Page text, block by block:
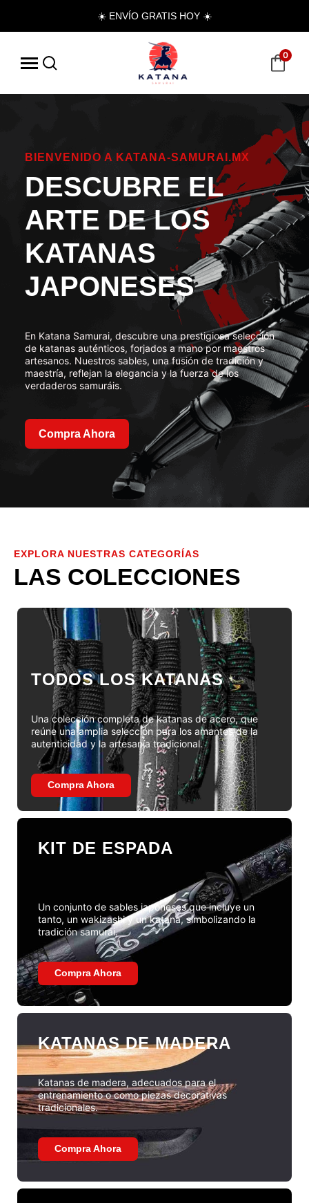
☀️ ENVÍO GRATIS HOY ☀️
0
BIENVENIDO A KATANA-SAMURAI.MX
DESCUBRE EL
ARTE DE LOS
KATANAS
JAPONESES
En Katana Samurai, descubre una prestigiosa selección
de katanas auténticos, forjados a mano por maestros
artesanos. Nuestros sables, una fusión de tradición y
maestría, reflejan la elegancia y la fuerza de los
verdaderos samuráis.
Compra Ahora
EXPLORA NUESTRAS CATEGORÍAS
LAS COLECCIONES
TODOS LOS KATANAS
Una colección completa de katanas de acero, que
reúne una amplia selección para los amantes de la
autenticidad y la artesanía tradicional.
Compra Ahora
KIT DE ESPADA
Un conjunto de sables japoneses que incluye un
tanto, un wakizashi y un katana, simbolizando la
tradición samurái.
Compra Ahora
KATANAS DE MADERA
Katanas de madera, adecuados para el
entrenamiento o como piezas decorativas
tradicionales.
Compra Ahora